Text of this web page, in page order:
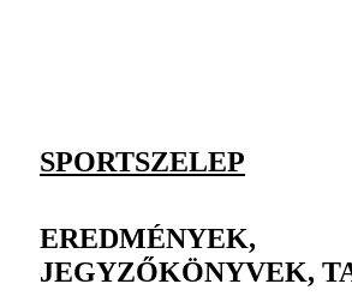
SPORTSZELEP
EREDMÉNYEK,
JEGYZŐKÖNYVEK,